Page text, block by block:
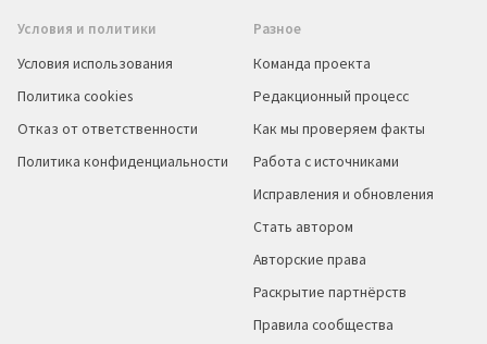
Условия и политики
Условия использования
Политика cookies
Отказ от ответственности
Политика конфиденциальности
Разное
Команда проекта
Редакционный процесс
Как мы проверяем факты
Работа с источниками
Исправления и обновления
Стать автором
Авторские права
Раскрытие партнёрств
Правила сообщества